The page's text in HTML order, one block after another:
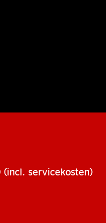
servicekosten)